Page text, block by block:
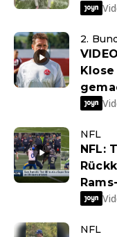
2.
NFL
NFL:
NFL